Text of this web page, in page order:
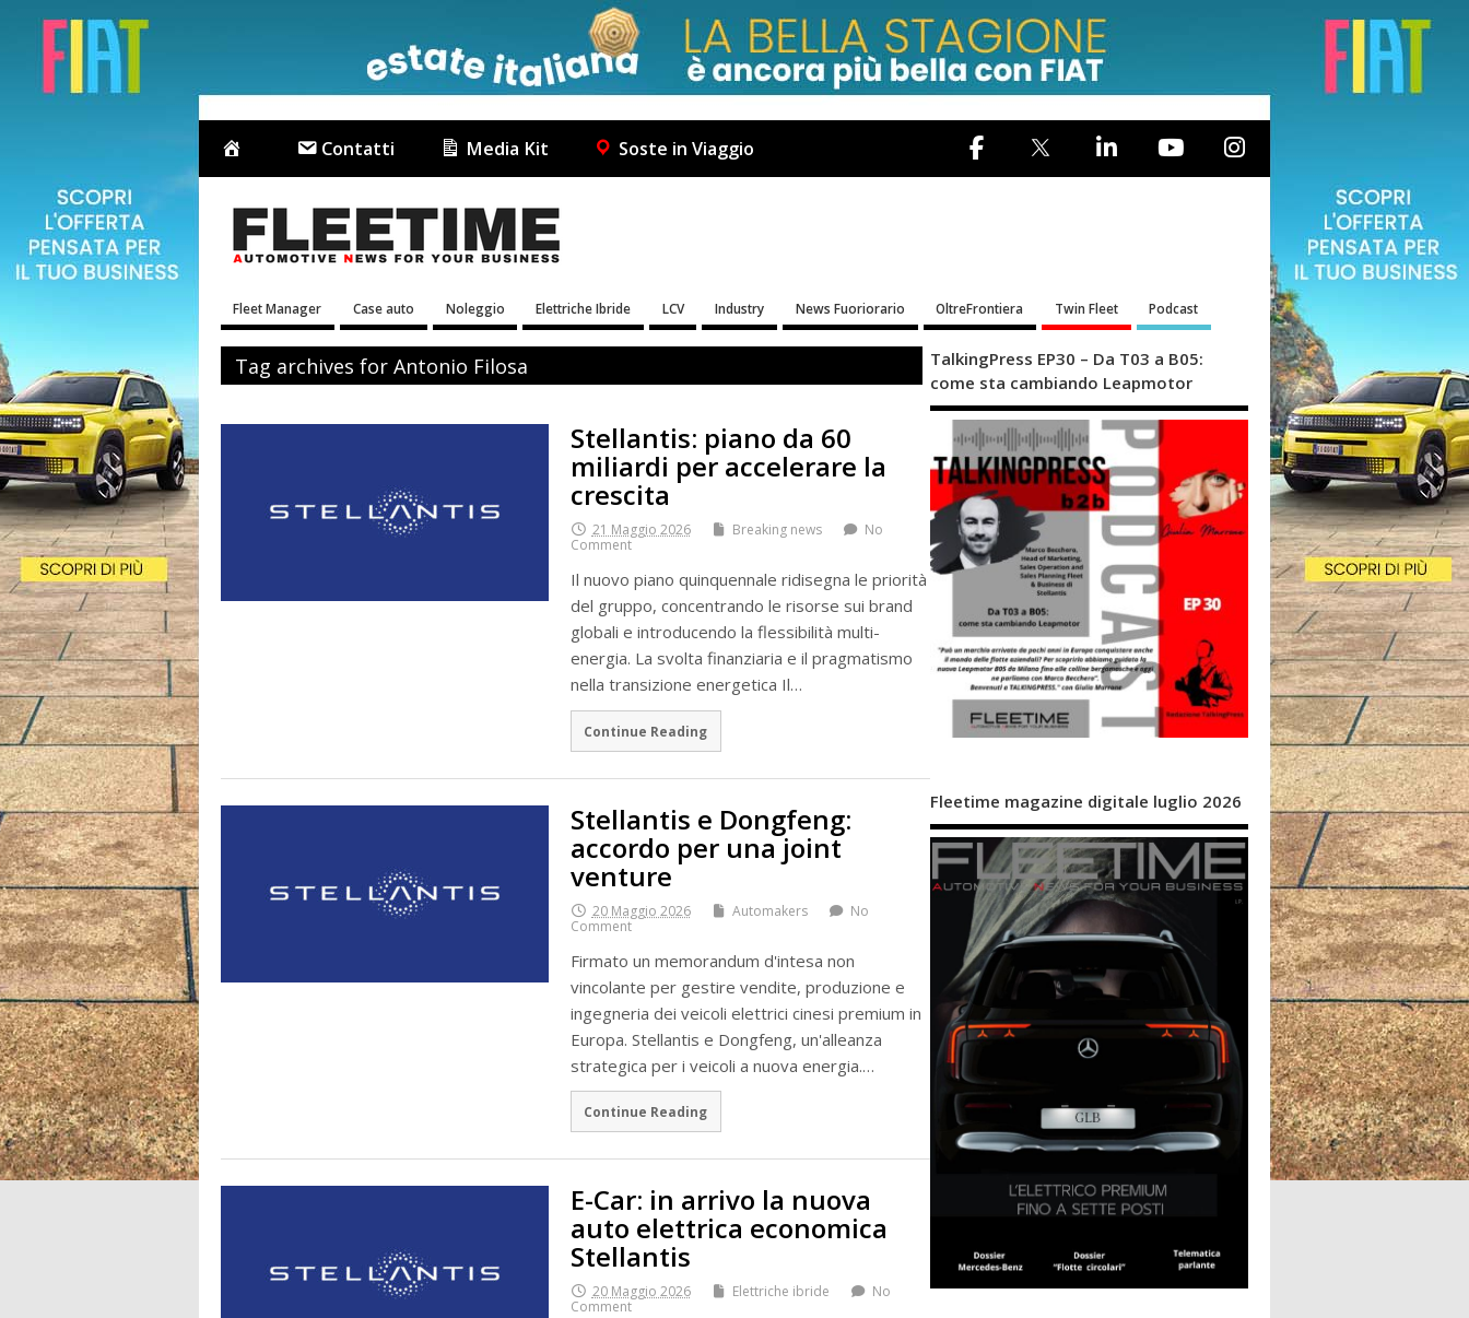
Contatti Media Kit Soste in Viaggio
Fleet Manager Case auto Noleggio Elettriche Ibride LCV Industry News Fuoriorario OltreFrontiera Twin Fleet Podcast
Tag archives for Antonio Filosa
Stellantis: piano da 60
miliardi per accelerare la
crescita
21 Maggio 2026 Breaking news
No
Comment
Il nuovo piano quinquennale ridisegna le priorità
del gruppo, concentrando le risorse sui brand
globali e introducendo la flessibilità multi-
energia. La svolta finanziaria e il pragmatismo
nella transizione energetica Il…
Continue Reading
Stellantis e Dongfeng:
accordo per una joint
venture
20 Maggio 2026 Automakers
No
Comment
Firmato un memorandum d'intesa non
vincolante per gestire vendite, produzione e
ingegneria dei veicoli elettrici cinesi premium in
Europa. Stellantis e Dongfeng, un'alleanza
strategica per i veicoli a nuova energia.…
Continue Reading
E-Car: in arrivo la nuova
auto elettrica economica
Stellantis
20 Maggio 2026 Elettriche ibride
No
Comment
TalkingPress EP30 – Da T03 a B05:
come sta cambiando Leapmotor
Fleetime magazine digitale luglio 2026